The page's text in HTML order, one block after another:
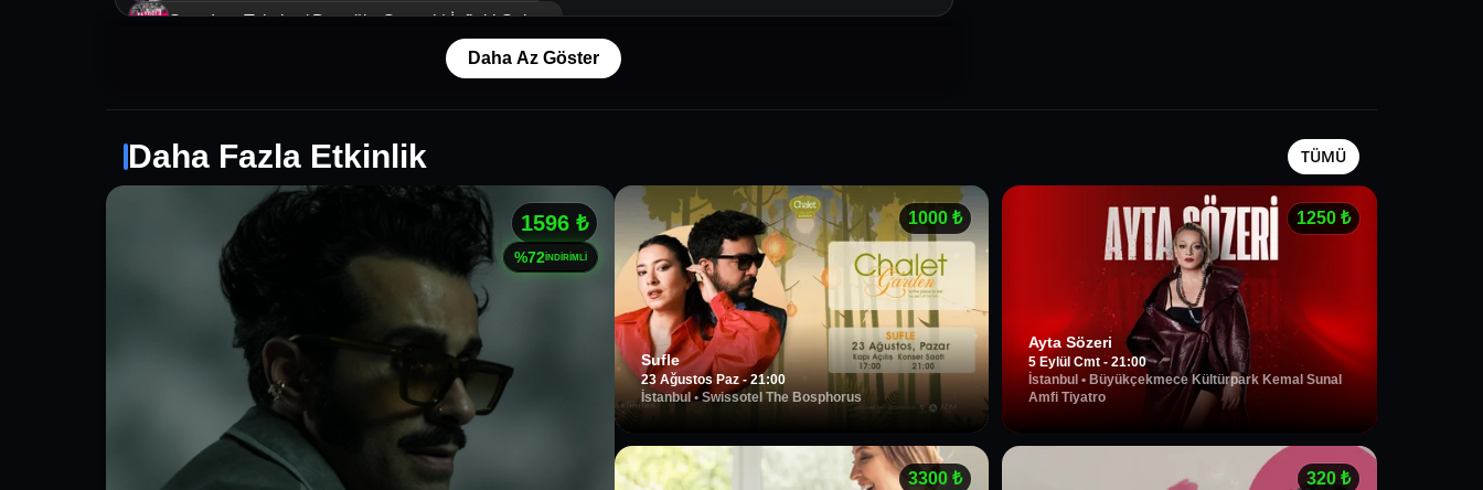
Stand up Taksim / Beyoğlu Gecesi | İnfiniti Sahne
Stand Up Taksim - Beyoğlu Gecesi Cuma 20:30
Stand Up Taksim - Beyoğlu Gecesi Cumartesi 20:30
Stand Up Taksim - Beyoğlu Gecesi Pazar 20:30 İnteraktif Talk Show - Gömüş Açısı
Stand up Açık Mikrofon Beyoğlu | İnfiniti Sahne
Stand up Açık Mikrofon Beyoğlu | İnfiniti Sahne
Stand up Taksim / Beyoğlu Gecesi | İnfiniti Sahne
Daha Az Göster
Daha Fazla Etkinlik TÜMÜ
1596₺
%72İNDİRİMLİ
1000 ₺
Sufle
23 Ağustos Paz - 21:00
İstanbul • Swissotel The Bosphorus
1250₺
Ayta Sözeri
5 Eylül Cmt - 21:00
İstanbul • Büyükçekmece Kültürpark Kemal Sunal
Amfi Tiyatro
3300 ₺ 320₺